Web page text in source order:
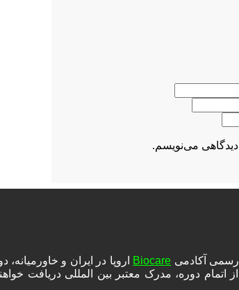
دیدگاهی می‌نویسم.
رسمی آکادمی Biocare
اروپا در ایران و